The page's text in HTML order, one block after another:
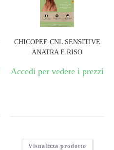
CHICOPEE CNL SENSITIVE
ANATRA E RISO
Accedi per vedere i prezzi
Visualizza prodotto